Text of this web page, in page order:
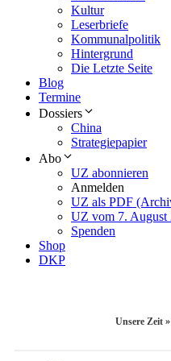
Kultur
Leserbriefe
Kommunalpolitik
Hintergrund
Die Letzte Seite
Blog
Termine
Dossiers
China
Strategiepapier
Abo
UZ abonnieren
Anmelden
UZ als PDF
UZ vom 7. August
Spenden
Shop
DKP
Unsere Zeit »